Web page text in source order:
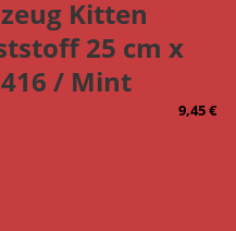
Kitten
25 cm x
/ Mint
9,45€